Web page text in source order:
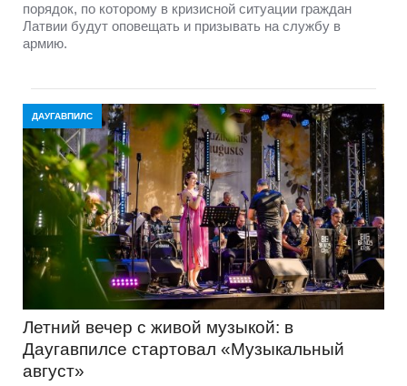
порядок, по которому в кризисной ситуации граждан
Латвии будут оповещать и призывать на службу в
армию.
ДАУГАВПИЛС
Летний вечер с живой музыкой: в
Даугавпилсе стартовал «Музыкальный
август»